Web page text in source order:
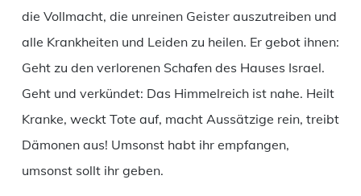
die Vollmacht, die unreinen Geister auszutreiben und
alle Krankheiten und Leiden zu heilen. Er gebot ihnen:
Geht zu den verlorenen Schafen des Hauses Israel.
Geht und verkündet: Das Himmelreich ist nahe. Heilt
Kranke, weckt Tote auf, macht Aussätzige rein, treibt
Dämonen aus! Umsonst habt ihr empfangen,
umsonst sollt ihr geben.